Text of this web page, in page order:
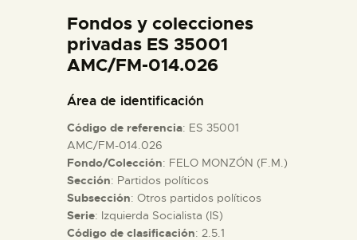
ESPAÑOL
ACTIVIDADES
█
EL MUSEO
Fondos y colecciones
privadas ES 35001
AMC/FM-014.026
Área de identificación
Código de referencia: ES 35001
AMC/FM-014.026
Fondo/Colección: FELO MONZÓN (F.M.)
Sección: Partidos políticos
Subsección: Otros partidos políticos
Serie: Izquierda Socialista (IS)
Código de clasificación: 2.5.1